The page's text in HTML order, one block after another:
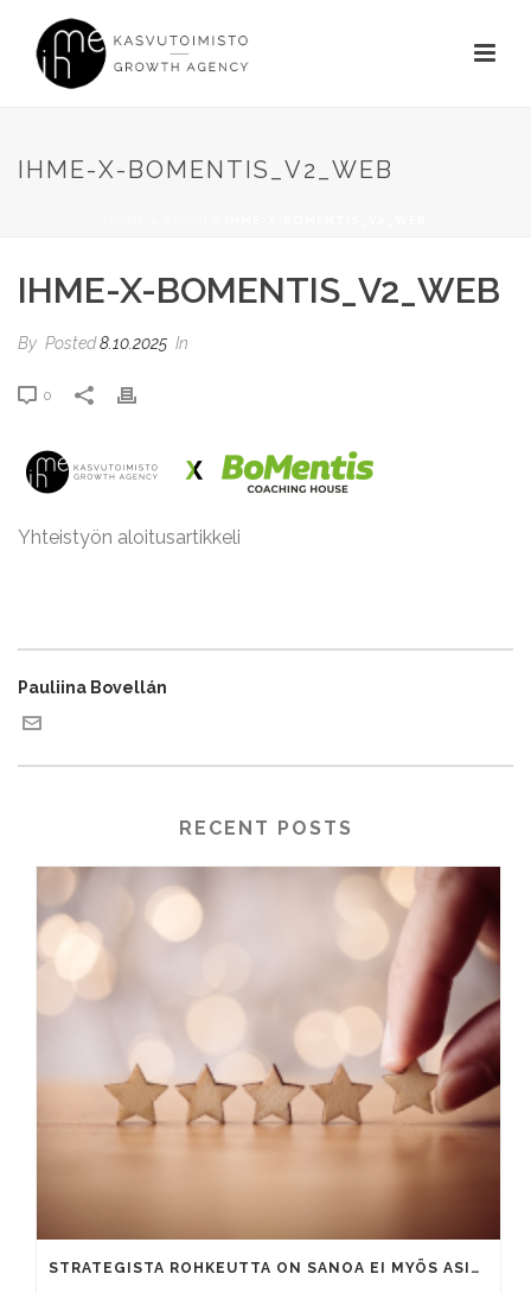
IHME-X-BOMENTIS_V2_WEB
IHME-X-BOMENTIS_V2_WEB
By Posted8.10.2025 In
0
Yhteistyön aloitusartikkeli
Pauliina Bovellán
RECENT POSTS
STRATEGISTA ROHKEUTTA ON SANOA EI MYÖS ASIAKKAILLE